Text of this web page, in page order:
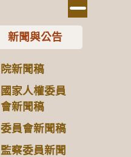
新聞與公告
院新聞稿
國家人權委員
會新聞稿
委員會新聞稿
監察委員新聞